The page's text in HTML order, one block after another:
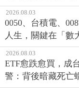
2026.08.03
0050、台積電、
人生，關鍵在「數
2026.08.03
ETF愈跌愈買，成
警：背後暗藏死亡